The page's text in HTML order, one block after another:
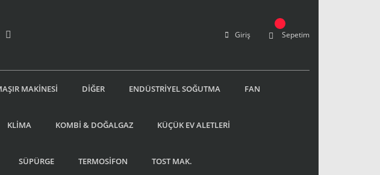
Giriş Sepetim
MAKİNESİ DİĞER ENDÜSTRİYEL SOĞUTMA FAN
KLİMA KOMBİ & DOĞALGAZ KÜÇÜK EV ALETLERİ
SÜPÜRGE TERMOSİFON TOST MAK.